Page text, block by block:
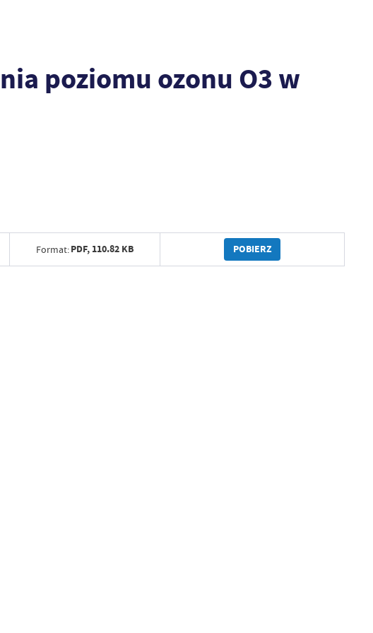
poziomu ozonu O3 w
Format:PDF, 110.82 KB POBIERZ